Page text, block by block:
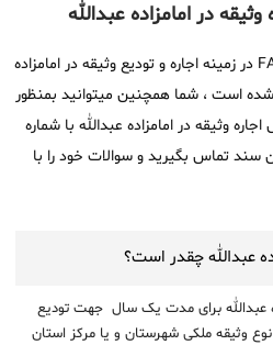
در امامزاده عبدالله
در این بخش سوالات متداول FAQ در زمینه اجاره و تودیع وثیقه در امامزاده
شده است ، شما همچنین میتوانید بمنظور
وثیقه در امامزاده عبدالله با شماره
تماس بگیرید و سوالات خود را با
عبدالله چقدر است؟
عبدالله برای مدت یک سال جهت تودیع
وثیقه ملکی شهرستان و یا مرکز استان